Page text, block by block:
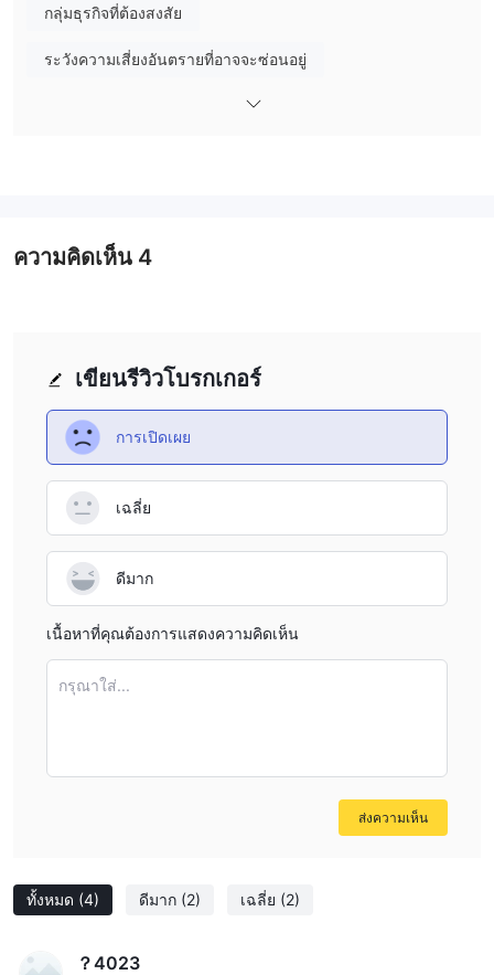
Mt.Cook มีเครื่องมือการซื้อขายหลากหลายรวมถึงฟอเร็กซ์, เหรียญ
$100,000 ตามลำดับ
Mt.Cook เรียกเก็บค่าคอมมิชชั่นสำหรับบัญชี DMA และ ECN ของตน
สำหรับบัญชี DMA ค่าคอมมิชชั่นคือ$6.50 ต่อล็อต ในขณะที่สำหรับ
บัญชี ECN ค่าคอมมิชชั่นจาก
$5.50 ต่อ
Mt.Cook เลเวอเรจ
Mt.Cook มีการเสนอระดับการเลเวอเรจที่แตกต่างกันสำหรับประเภท
บัญชีที่แตกต่างกัน บัญชี DMA มีการเลเวอเรจสูงสุด 1:200 บัญชี ECN
มีตัวเลือกการเลเวอเรจที่แตกต่างกัน คุณสามารถตรวจสอบรายละเอียด
ด้านล่าง
แพลตฟอร์มการซื้อขาย
กลุ่มธุรกิจที่ต้องสงสัย
ระวังความเสี่ยงอันตรายที่อาจจะซ่อนอยู่
ทั้งหมด (4) ดีมาก (2) เฉลี่ย (2)
？4023
เขียนรีวิวโบรกเกอร์
การเปิดเผย
เฉลี่ย
ดีมาก
เนื้อหาที่คุณต้องการแสดงความคิดเห็น
กรุณาใส่...
ส่งความเห็น
ความคิดเห็น 4